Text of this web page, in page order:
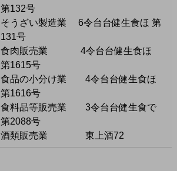
第132号
そうざい製造業 6令台台健生食ほ 第
131号
食肉販売業 4令台台健生食ほ
第1615号
食品の小分け業 4令台台健生食ほ
第1616号
食料品等販売業 3令台台健生食で
第2088号
酒類販売業 東上酒72